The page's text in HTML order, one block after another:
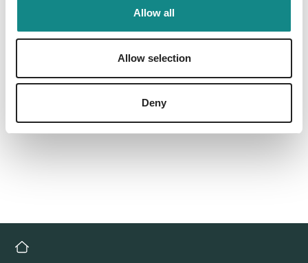
Allow all
Allow selection
Deny